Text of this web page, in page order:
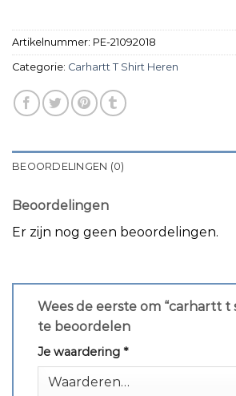
Artikelnummer: PE-21092018
Categorie: Carhartt T Shirt Heren
BEOORDELINGEN (0)
Beoordelingen
Er zijn nog geen beoordelingen.
Wees de eerste om “carhartt t
te beoordelen
Je waardering *